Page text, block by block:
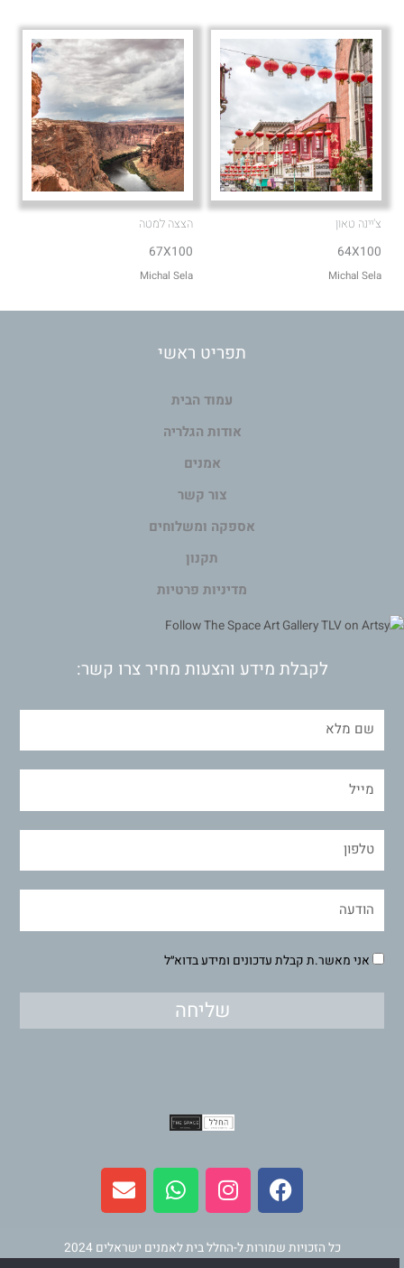
צ'יינה טאון
64X100
Michal Sela
הצצה למטה
67X100
Michal Sela
תפריט ראשי
עמוד הבית
אודות הגלריה
אמנים
צור קשר
אספקה ומשלוחים
תקנון
מדיניות פרטיות
לקבלת מידע והצעות מחיר צרו קשר:
אני מאשר.ת קבלת עדכונים ומידע בדוא״ל
שליחה
F
a
c
b
I
n
s
a
W
h
a
s
E
n
v
l
כל הזכויות שמורות ל-החלל בית לאמנים ישראלים 2024